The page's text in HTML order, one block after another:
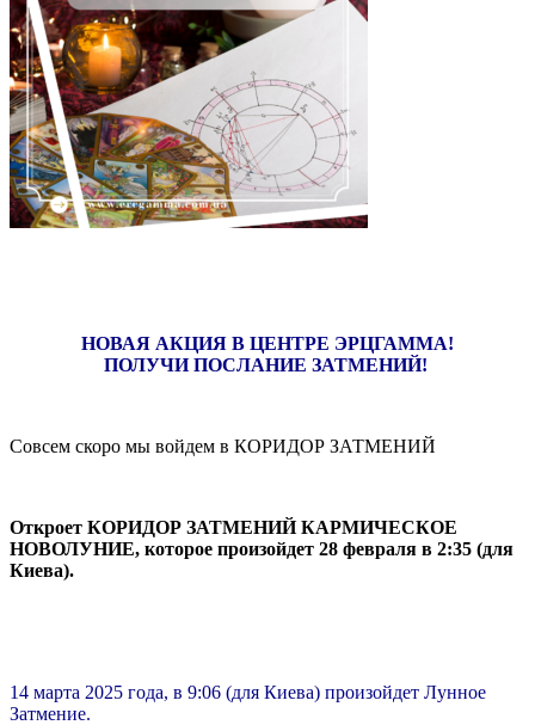
НОВАЯ АКЦИЯ В ЦЕНТРЕ ЭРЦГАММА!
ПОЛУЧИ ПОСЛАНИЕ ЗАТМЕНИЙ!
Совсем скоро мы войдем в КОРИДОР ЗАТМЕНИЙ
Откроет КОРИДОР ЗАТМЕНИЙ КАРМИЧЕСКОЕ
НОВОЛУНИЕ, которое произойдет 28 февраля в 2:35 (для
Киева).
14 марта 2025 года, в 9:06 (для Киева) произойдет Лунное
Затмение.